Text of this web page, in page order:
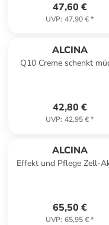
47,60 €
UVP: 47,90 €*
ALCINA
Q10 Creme schenkt
42,80 €
UVP: 42,95 €*
ALCINA
Effekt und Pflege Zell-
65,50 €
UVP: 65,95 €*